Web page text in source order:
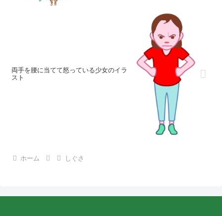
両手を腰に当てて怒っている少女のイラ
スト
ホーム しぐさ